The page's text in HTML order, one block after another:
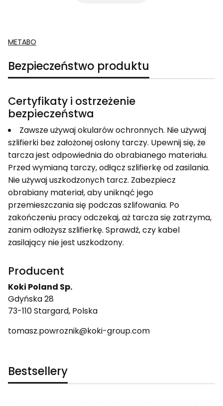
METABO
Bezpieczeństwo produktu
Certyfikaty i ostrzeżenie
bezpieczeństwa
Zawsze używaj okularów ochronnych. Nie używaj
szlifierki bez założonej osłony tarczy. Upewnij się, że
tarcza jest odpowiednia do obrabianego materiału.
Przed wymianą tarczy, odłącz szlifierkę od zasilania.
Nie używaj uszkodzonych tarcz. Zabezpiecz
obrabiany materiał, aby uniknąć jego
przemieszczania się podczas szlifowania. Po
zakończeniu pracy odczekaj, aż tarcza się zatrzyma,
zanim odłożysz szlifierkę. Sprawdź, czy kabel
zasilający nie jest uszkodzony.
Producent
Koki Poland Sp.
Gdyńska 28
73-110 Stargard, Polska
tomasz.powroznik@koki-group.com
Bestsellery